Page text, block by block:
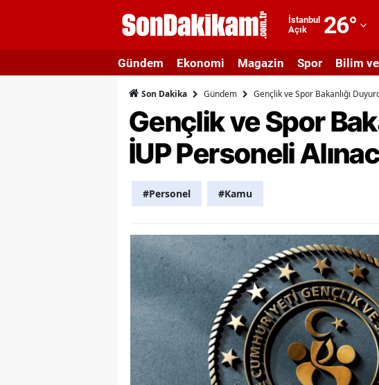
İstanbul
Açık
26°
Adıyaman
Afyonkarahisar
Ağrı
Amasya
Artvin
Aydın
Balıkesir
Bilecik
Bingöl
Bitlis
Gündem Ekonomi Magazin Spor Bilim
Son Dakika Gündem Gençlik ve Spor Bakanlığı
Gençlik ve Spor
İUP Personeli
#Personel #Kamu